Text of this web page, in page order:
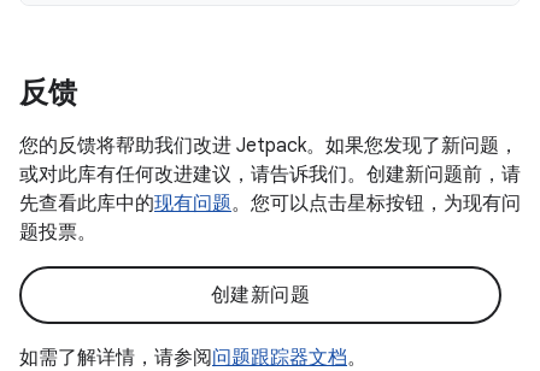
反馈
您的反馈将帮助我们改进 Jetpack。如果您发现了新问题，
或对此库有任何改进建议，请告诉我们。创建新问题前，请
先查看此库中的现有问题。您可以点击星标按钮，为现有问
题投票。
创建新问题
如需了解详情，请参阅问题跟踪器文档。